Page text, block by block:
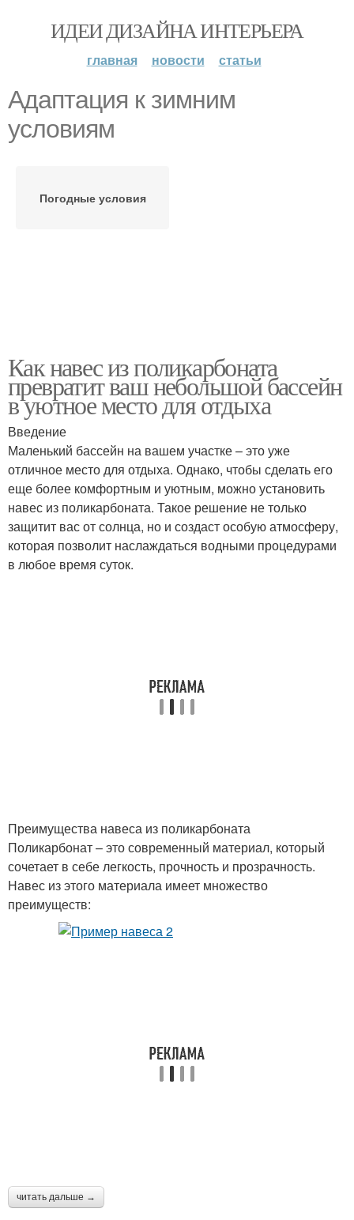
ИДЕИ ДИЗАЙНА ИНТЕРЬЕРА
главная новости статьи
Адаптация к зимним
условиям
Погодные условия
Как навес из поликарбоната
превратит ваш небольшой бассейн
в уютное место для отдыха
Введение
Маленький бассейн на вашем участке – это уже
отличное место для отдыха. Однако, чтобы сделать его
еще более комфортным и уютным, можно установить
навес из поликарбоната. Такое решение не только
защитит вас от солнца, но и создаст особую атмосферу,
которая позволит наслаждаться водными процедурами
в любое время суток.
Преимущества навеса из поликарбоната
Поликарбонат – это современный материал, который
сочетает в себе легкость, прочность и прозрачность.
Навес из этого материала имеет множество
преимуществ:
читать дальше →